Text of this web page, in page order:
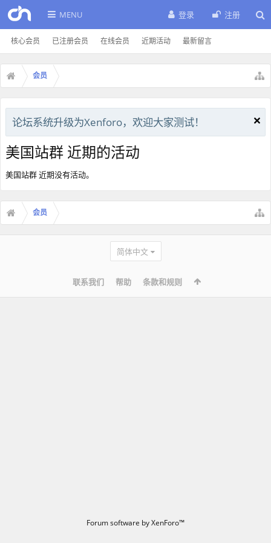
MENU
核心会员 已注册会员 在线会员 近期活动 最新留言
登录 注册
会员
论坛系统升级为Xenforo，欢迎大家测试！
美国站群 近期的活动
美国站群 近期没有活动。
会员
简体中文
联系我们 帮助 条款和规则
Forum software by XenForo™